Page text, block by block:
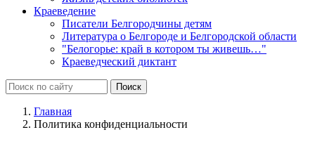
Краеведение
Писатели Белгородчины детям
Литература о Белгороде и Белгородской области
"Белогорье: край в котором ты живешь…"
Краеведческий диктант
Главная
Политика конфиденциальности